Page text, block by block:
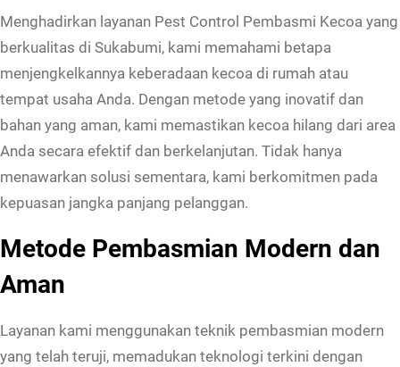
o
n
t
r
o
P
e
b
a
m
i
Menghadirkan layanan Pest Control Pembasmi Kecoa yang
berkualitas di Sukabumi, kami memahami betapa
menjengkelkannya keberadaan kecoa di rumah atau
tempat usaha Anda. Dengan metode yang inovatif dan
bahan yang aman, kami memastikan kecoa hilang dari area
Anda secara efektif dan berkelanjutan. Tidak hanya
menawarkan solusi sementara, kami berkomitmen pada
kepuasan jangka panjang pelanggan.
Metode Pembasmian Modern dan
Aman
Layanan kami menggunakan teknik pembasmian modern
yang telah teruji, memadukan teknologi terkini dengan